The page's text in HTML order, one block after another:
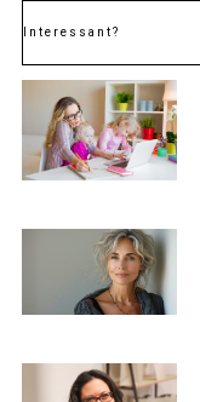
Interessant?